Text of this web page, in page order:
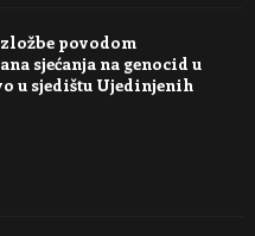
povodom
sjećanja na genocid u
u sjedištu Ujedinjenih